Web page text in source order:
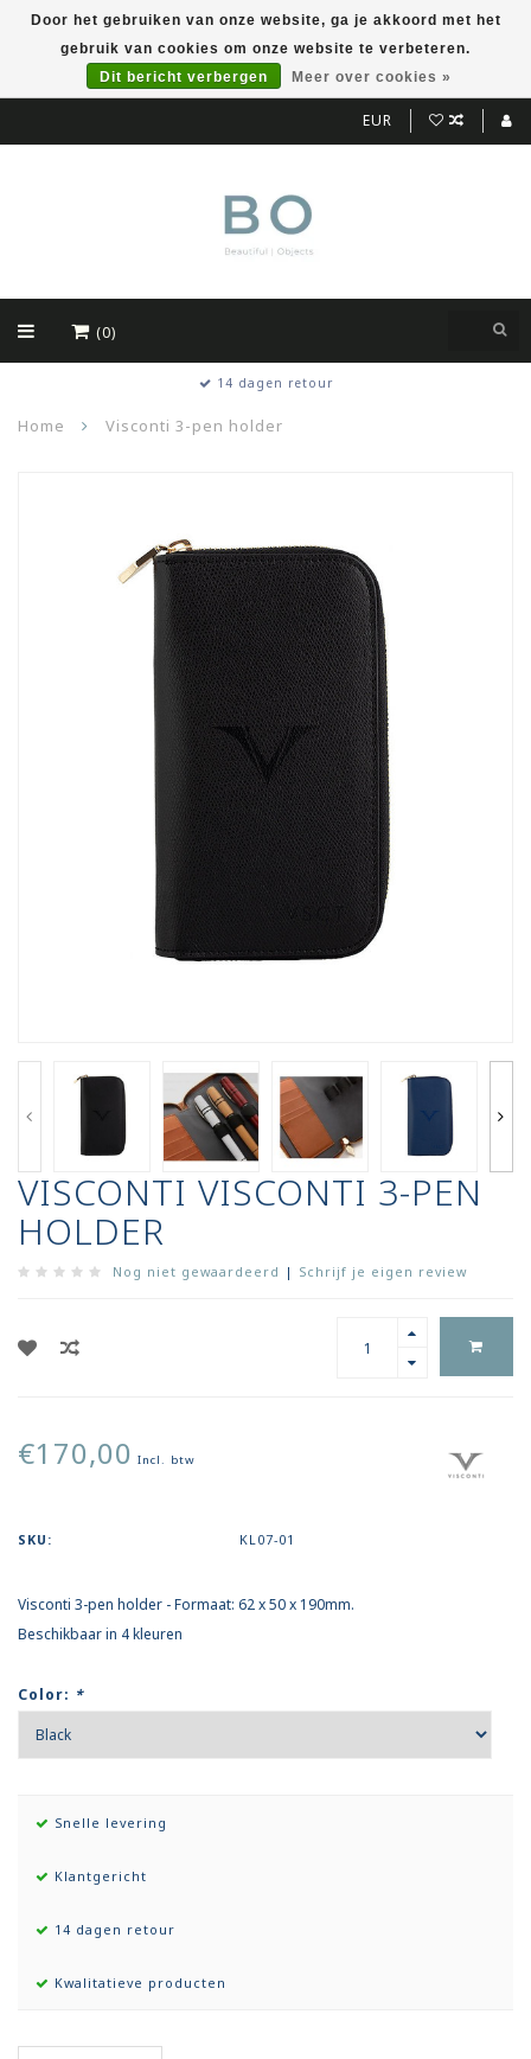
EUR
(0)
14 dagen retour
Home Visconti 3-pen holder
VISCONTI VISCONTI 3-PEN
HOLDER
Nog niet gewaardeerd | Schrijf je eigen review
€170,00 Incl. btw
SKU: KL07-01
Visconti 3-pen holder - Formaat: 62 x 50 x 190mm.
Beschikbaar in 4 kleuren
Color: *
Snelle levering
Klantgericht
14 dagen retour
Kwalitatieve producten
Door het gebruiken van onze website, ga je akkoord met het
gebruik van cookies om onze website te verbeteren.
Dit bericht verbergen
Meer over cookies »